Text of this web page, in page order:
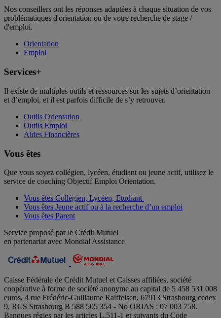
Nos conseillers ont les réponses adaptées à chaque situation de vos
problématiques d'orientation ou de votre recherche de stage /
d'emploi.
Orientation
Emploi
Services+
Il existe de multiples outils et ressources sur les sujets d’orientation
et d’emploi, et il est parfois difficile de s’y retrouver.
Outils Orientation
Outils Emploi
Aides Financières
Vous êtes
Que vous soyez collégien, lycéen, étudiant ou jeune actif, utilisez le
service de coaching Objectif Emploi Orientation.
Vous êtes Collégien, Lycéen, Etudiant
Vous êtes Jeune actif ou à la recherche d’un emploi
Vous êtes Parent
Service proposé par le Crédit Mutuel
en partenariat avec Mondial Assistance
Caisse Fédérale de Crédit Mutuel et Caisses affiliées, société
coopérative à forme de société anonyme au capital de 5 458 531 008
euros, 4 rue Frédéric-Guillaume Raiffeisen, 67913 Strasbourg cedex
9, RCS Strasbourg B 588 505 354 - No ORIAS : 07 003 758.
Banques régies par les articles L.511-1 et suivants du Code